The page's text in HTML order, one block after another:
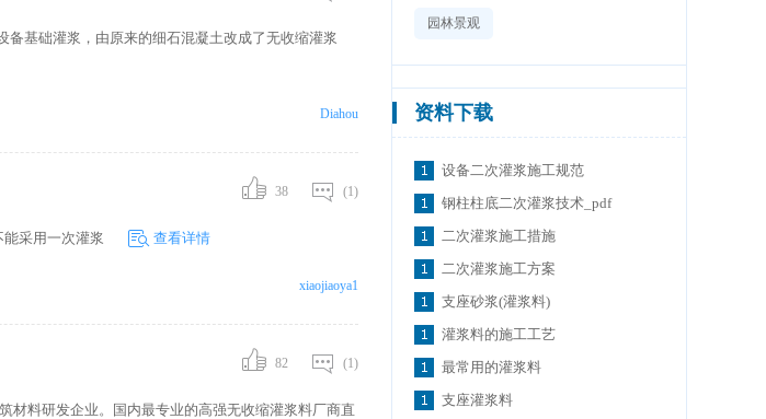
基础灌浆，由原来的细石混凝土改成了无收缩灌浆
Diahou
(1)
38
采用一次灌浆 查看详情
xiaojiaoya1
(1)
82
材料研发企业。国内最专业的高强无收缩灌浆料厂商直
园林景观
资料下载
设备二次灌浆施工规范
钢柱柱底二次灌浆技术_pdf
二次灌浆施工措施
二次灌浆施工方案
支座砂浆(灌浆料)
灌浆料的施工工艺
最常用的灌浆料
支座灌浆料